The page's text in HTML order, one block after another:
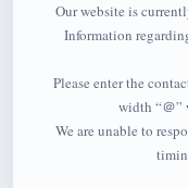
Our website is
Information
Please enter the
width “＠”
We are unable to